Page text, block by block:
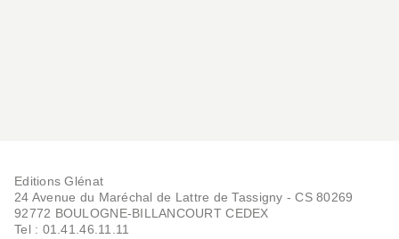
Editions Glénat
24 Avenue du Maréchal de Lattre de Tassigny - CS 80269
92772 BOULOGNE-BILLANCOURT CEDEX
Tel : 01.41.46.11.11